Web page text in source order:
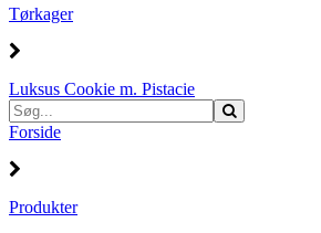
Tørkager
Luksus Cookie m. Pistacie
Forside
Produkter